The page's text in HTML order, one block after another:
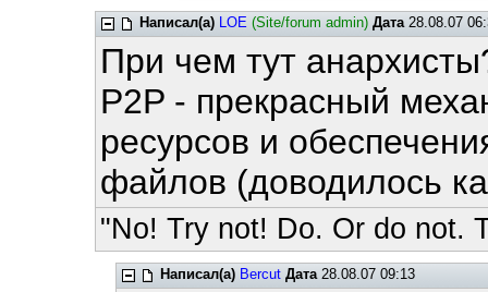
Написал(а) LOE (Site/forum admin) Дата28.08.07
При чем тут
P2P - прекрасный
ресурсов и
файлов (доводилось
"No! Try not! Do. Or do not.
Написал(а) Bercut Дата28.08.07 09:13